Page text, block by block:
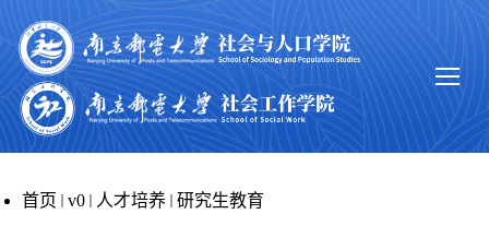
首页 v0 人才培养 研究生教育